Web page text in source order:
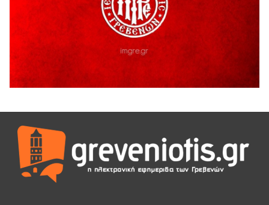
5 Αυγούστου 2026
Διακοπή υδροδότησης του Α΄ κλάδου ύδρευσης
5 Αυγούστου 2026
Η Marseaux στα Γρεβενά για μια μοναδική συναυλία
5 Αυγούστου 2026
Καλοκαιριού 2026» με την βραβευμένη ταινία «Μικρές
Ανάσες».
5 Αυγούστου 2026
Γρεβενά: Συνελήφθη 18χρονος αλλοδαπός, για κλοπή
εξοπλισμού γυμναστηρίου
5 Αυγούστου 2026